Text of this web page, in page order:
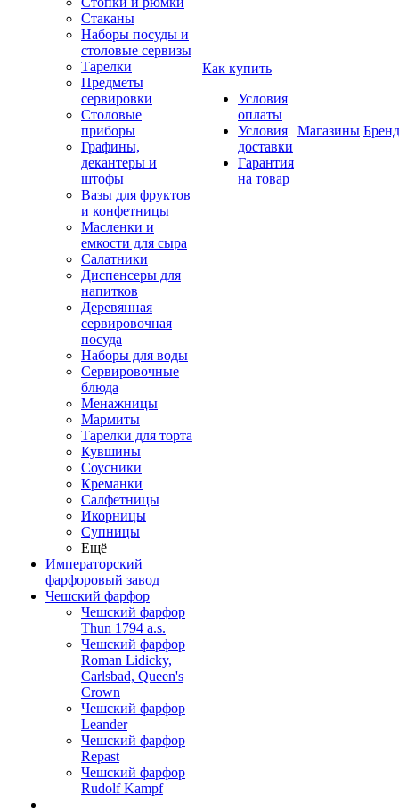
Стаканы
Наборы посуды и
столовые сервизы
Тарелки
Предметы
сервировки
Столовые
приборы
Графины,
декантеры и
штофы
Вазы для фруктов
и конфетницы
Масленки и
емкости для сыра
Салатники
Диспенсеры для
напитков
Деревянная
сервировочная
посуда
Наборы для воды
Сервировочные
блюда
Менажницы
Мармиты
Тарелки для торта
Кувшины
Соусники
Креманки
Салфетницы
Икорницы
Супницы
Ещё
Императорский
фарфоровый завод
Чешский фарфор
Чешский фарфор
Thun 1794 a.s.
Чешский фарфор
Roman Lidicky,
Carlsbad, Queen's
Crown
Чешский фарфор
Leander
Чешский фарфор
Repast
Чешский фарфор
Rudolf Kampf
Как купить
Условия
оплаты
Условия
доставки
Гарантия
на товар
Магазины